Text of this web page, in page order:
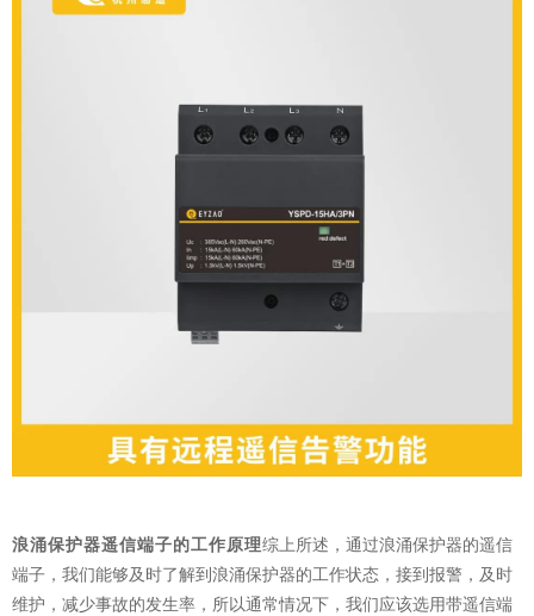
浪涌保护器遥信端子的工作原理综上所述，通过浪涌保护器的遥信
端子，我们能够及时了解到浪涌保护器的工作状态，接到报警，及时
维护，减少事故的发生率，所以通常情况下，我们应该选用带遥信端